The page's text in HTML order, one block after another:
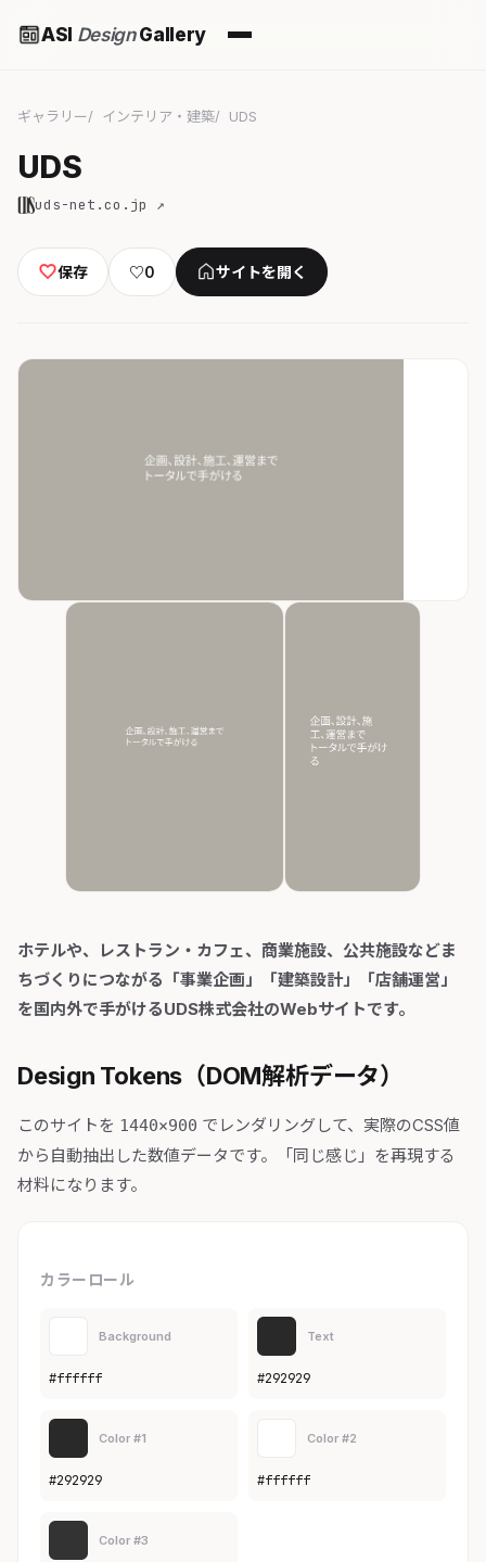
ASI DesignGallery
ギャラリー インテリア・建築 UDS
UDS
uds-net.co.jp ↗
保存 ♡0 サイトを開く
ホテルや、レストラン・カフェ、商業施設、公共施設などま
ちづくりにつながる「事業企画」「建築設計」「店舗運営」
を国内外で手がけるUDS株式会社のWebサイトです。
Design Tokens（DOM解析データ）
このサイトを 1440×900 でレンダリングして、実際のCSS値
から自動抽出した数値データです。「同じ感じ」を再現する
材料になります。
カラーロール
Background
#ffffff
Text
#292929
Color #1
#292929
Color #2
#ffffff
Color #3